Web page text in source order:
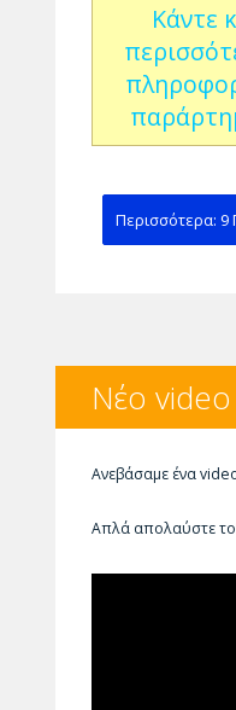
Κάντε
Περισσότερα: 9
Νέο
Ανεβάσαμε ένα
Απλά απολαύστε